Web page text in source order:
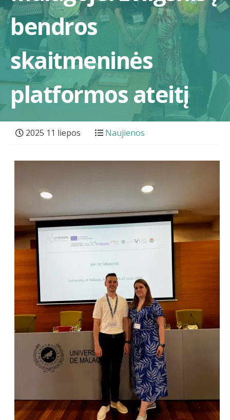
bendros
skaitmeninės
platformos ateitį
2025 11 liepos Naujienos